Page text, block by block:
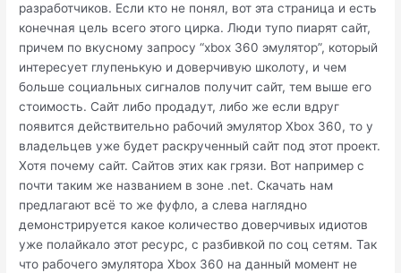
разработчиков. Если кто не понял, вот эта страница и есть
конечная цель всего этого цирка. Люди тупо пиарят сайт,
причем по вкусному запросу “xbox 360 эмулятор”, который
интересует глупенькую и доверчивую школоту, и чем
больше социальных сигналов получит сайт, тем выше его
стоимость. Сайт либо продадут, либо же если вдруг
появится действительно рабочий эмулятор Xbox 360, то у
владельцев уже будет раскрученный сайт под этот проект.
Хотя почему сайт. Сайтов этих как грязи. Вот например с
почти таким же названием в зоне .net. Скачать нам
предлагают всё то же фуфло, а слева наглядно
демонстрируется какое количество доверчивых идиотов
уже полайкало этот ресурс, с разбивкой по соц сетям. Так
что рабочего эмулятора Xbox 360 на данный момент не